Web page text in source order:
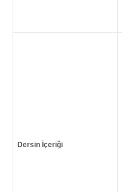
Dersin İçeriği